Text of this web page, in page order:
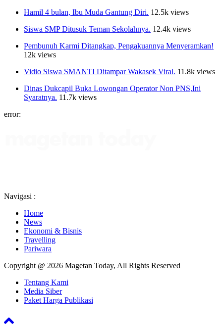
Hamil 4 bulan, Ibu Muda Gantung Diri. 12.5k views
Siswa SMP Ditusuk Teman Sekolahnya. 12.4k views
Pembunuh Karmi Ditangkap, Pengakuannya Menyeramkan!
12k views
Vidio Siswa SMANTI Ditampar Wakasek Viral. 11.8k views
Dinas Dukcapil Buka Lowongan Operator Non PNS,Ini
Syaratnya. 11.7k views
error:
Navigasi :
Home
News
Ekonomi & Bisnis
Travelling
Pariwara
Copyright @ 2026 Magetan Today, All Rights Reserved
Tentang Kami
Media Siber
Paket Harga Publikasi